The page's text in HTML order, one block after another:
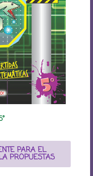
PARA EL
PROPUESTAS